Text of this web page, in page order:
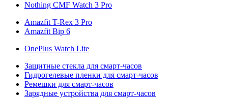
Nothing CMF Watch 3 Pro
Amazfit T-Rex 3 Pro
Amazfit Bip 6
OnePlus Watch Lite
Защитные стекла для смарт-часов
Гидрогелевые пленки для смарт-часов
Ремешки для смарт-часов
Зарядные устройства для смарт-часов